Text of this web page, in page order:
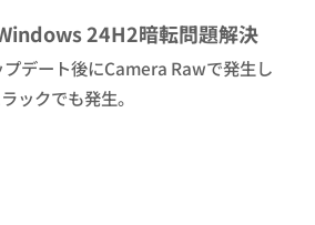
24H2暗転問題解決
デート後にCamera Rawで発生し
ックでも発生。